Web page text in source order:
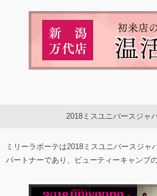
2018ミスユニバースジャ
ミリーラボーテは2018ミスユニバースジャ
パートナーであり、ビューティーキャンプ